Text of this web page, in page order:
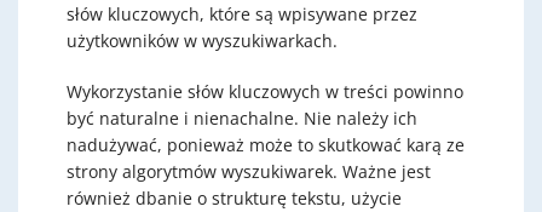
słów kluczowych, które są wpisywane przez
użytkowników w wyszukiwarkach.
Wykorzystanie słów kluczowych w treści powinno
być naturalne i nienachalne. Nie należy ich
nadużywać, ponieważ może to skutkować karą ze
strony algorytmów wyszukiwarek. Ważne jest
również dbanie o strukturę tekstu, użycie